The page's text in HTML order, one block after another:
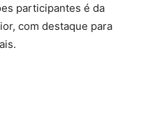
participantes é da
com destaque para